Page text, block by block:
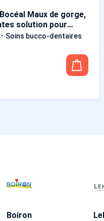
Bocéal Maux de gorge,
solution pour
buccale 20 ml
- Soins bucco-dentaires
Boiron